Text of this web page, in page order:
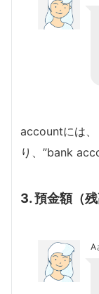
accountには、
り、”bank
3. 預金額（残
A